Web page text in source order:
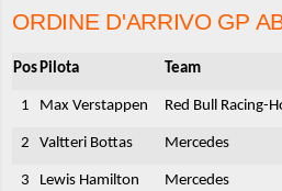
ORDINE D'ARRIVO GP
PosPilota Team
1 Max Verstappen Red Bull Racing-
2 Valtteri Bottas Mercedes
3 Lewis Hamilton Mercedes